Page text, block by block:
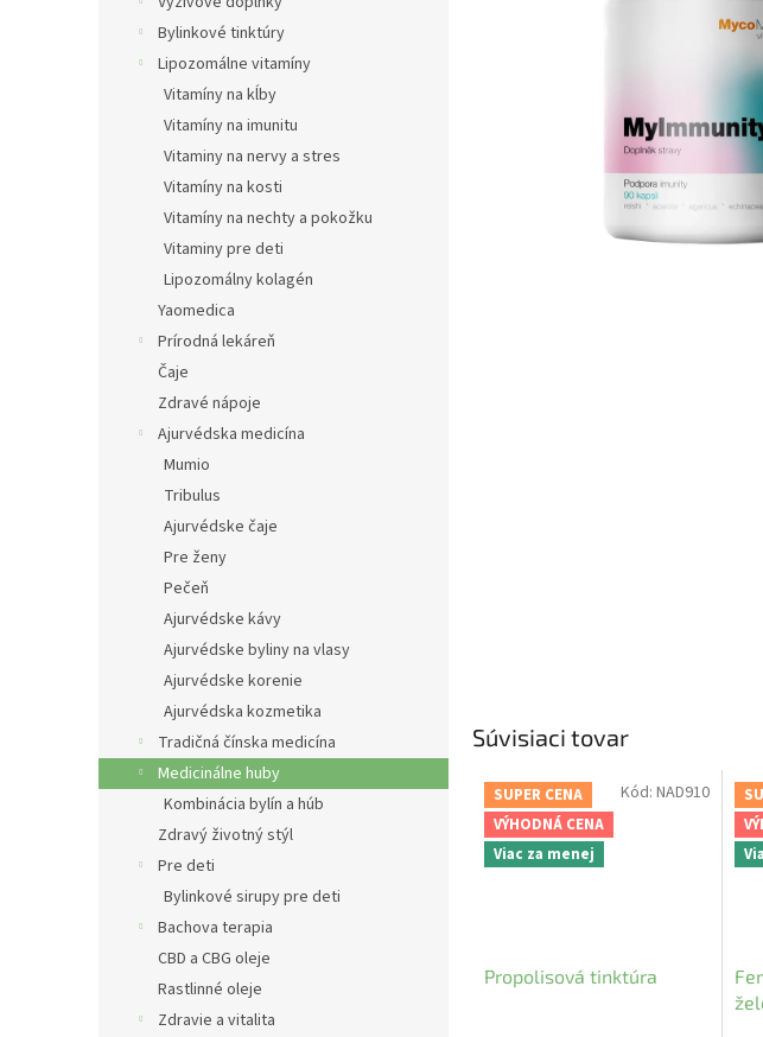
Bylinkové tinktúry
Lipozomálne vitamíny
Vitamíny na kĺby
Vitamíny na imunitu
Vitaminy na nervy a stres
Vitamíny na kosti
Vitamíny na nechty a pokožku
Vitaminy pre deti
Lipozomálny kolagén
Yaomedica
Prírodná lekáreň
Čaje
Zdravé nápoje
Ajurvédska medicína
Mumio
Tribulus
Ajurvédske čaje
Pre ženy
Pečeň
Ajurvédske kávy
Ajurvédske byliny na vlasy
Ajurvédske korenie
Ajurvédska kozmetika
Tradičná čínska medicína
Medicinálne huby
Kombinácia bylín a húb
Zdravý životný stýl
Pre deti
Bylinkové sirupy pre deti
Bachova terapia
CBD a CBG oleje
Rastlinné oleje
Zdravie a vitalita
Súvisiaci tovar
SUPER CENA
VÝHODNÁ CENA
Viac za menej
Propolisová tinktúra
Kód: NAD910